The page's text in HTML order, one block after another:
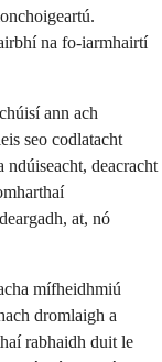
na fo-iarmhairtí
ann ach
seo codlatacht
deacracht
at, nó
mífheidhmiú
dromlaigh a
rabhaidh duit le